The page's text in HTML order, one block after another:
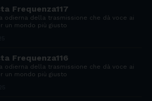
Frequenza117
odierna della trasmissione che dà voce ai
un mondo più giusto
Frequenza116
odierna della trasmissione che dà voce ai
un mondo più giusto